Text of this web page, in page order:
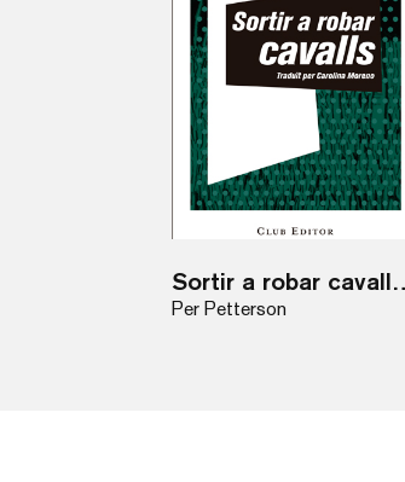
Sortir a
Per Petterson